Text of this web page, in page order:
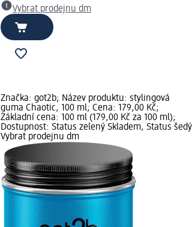
Vybrat prodejnu dm
Značka: got2b; Název produktu: stylingová
guma Chaotic, 100 ml; Cena: 179,00 Kč;
Základní cena: 100 ml (179,00 Kč za 100 ml);
Dostupnost: Status zelený Skladem, Status šedý
Vybrat prodejnu dm